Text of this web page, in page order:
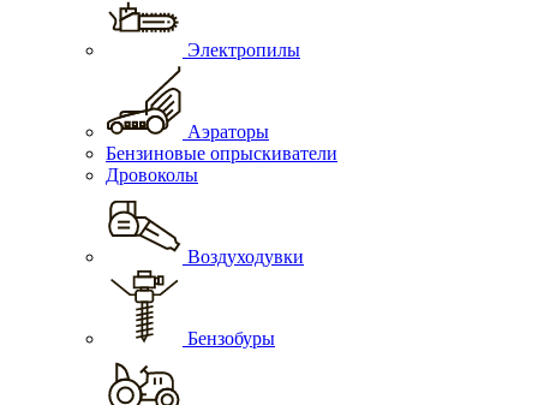
Электропилы
Аэраторы
Бензиновые опрыскиватели
Дровоколы
Воздуходувки
Бензобуры